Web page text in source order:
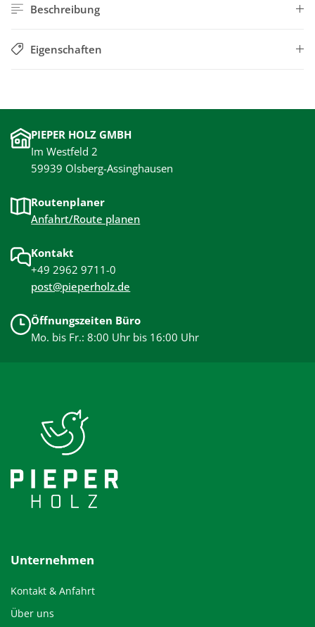
Beschreibung
Eigenschaften
PIEPER HOLZ GMBH
Im Westfeld 2
59939 Olsberg-Assinghausen
Routenplaner
Anfahrt/Route planen
Kontakt
+49 2962 9711-0
post@pieperholz.de
Öffnungszeiten Büro
Mo. bis Fr.: 8:00 Uhr bis 16:00 Uhr
Unternehmen
Kontakt & Anfahrt
Über uns